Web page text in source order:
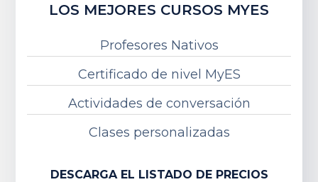
LOS MEJORES CURSOS MYES
Profesores Nativos
Certificado de nivel MyES
Actividades de conversación
Clases personalizadas
DESCARGA EL LISTADO DE PRECIOS